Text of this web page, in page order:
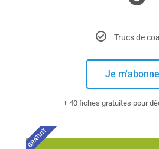
Trucs de
Je m'abonne
+ 40 fiches gratuites pour
GRATUIT